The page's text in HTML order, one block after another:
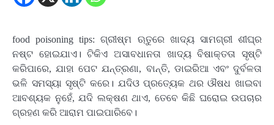
food poisoning tips: ଗ୍ରୀଷ୍ମ ଋତୁରେ ଖାଦ୍ୟ ସାମଗ୍ରୀ ଶୀଘ୍ର
ନଷ୍ଟ ହୋଇଯାଏ। ଟିକିଏ ଅସାବଧାନତା ଖାଦ୍ୟ ବିଷାକ୍ତତା ସୃଷ୍ଟି
କରିପାରେ, ଯାହା ପେଟ ଯନ୍ତ୍ରଣା, ବାନ୍ତି, ଡାଇରିଆ ଏବଂ ଦୁର୍ବଳତା
ଭଳି ସମସ୍ୟା ସୃଷ୍ଟି କରେ। ଯଦିଓ ପ୍ରତ୍ୟେକ ଥର ଔଷଧ ଖାଇବା
ଆବଶ୍ୟକ ନୁହେଁ, ଯଦି ଲକ୍ଷଣ ଥାଏ, ତେବେ କିଛି ଘରୋଇ ଉପଚାର
ଗ୍ରହଣ କରି ଆରାମ ପାଇପାରିବେ।